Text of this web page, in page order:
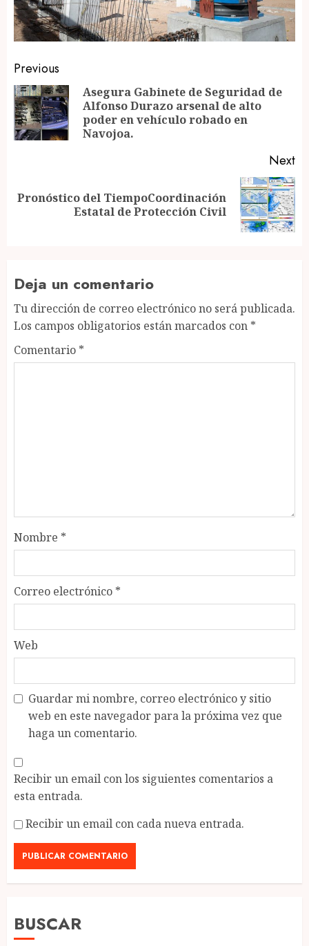
Post
navigation
Previous
Asegura Gabinete de Seguridad de
Alfonso Durazo arsenal de alto
poder en vehículo robado en
Navojoa.
Next
Next
Pronóstico del TiempoCoordinación
Estatal de Protección Civil
Deja un comentario
Tu dirección de correo electrónico no será publicada.
Los campos obligatorios están marcados con *
Comentario *
Nombre *
Correo electrónico *
Web
Guardar mi nombre, correo electrónico y sitio
web en este navegador para la próxima vez que
haga un comentario.
Recibir un email con los siguientes comentarios a
esta entrada.
Recibir un email con cada nueva entrada.
BUSCAR